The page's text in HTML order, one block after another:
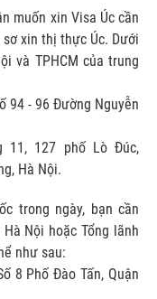
muốn xin Visa Úc cần
xin thị thực Úc. Dưới
và TPHCM của trung
94 - 96 Đường Nguyễn
11, 127 phố Lò Đúc,
Hà Nội.
trong ngày, bạn cần
Nội hoặc Tổng lãnh
như sau:
8 Phố Đào Tấn, Quận